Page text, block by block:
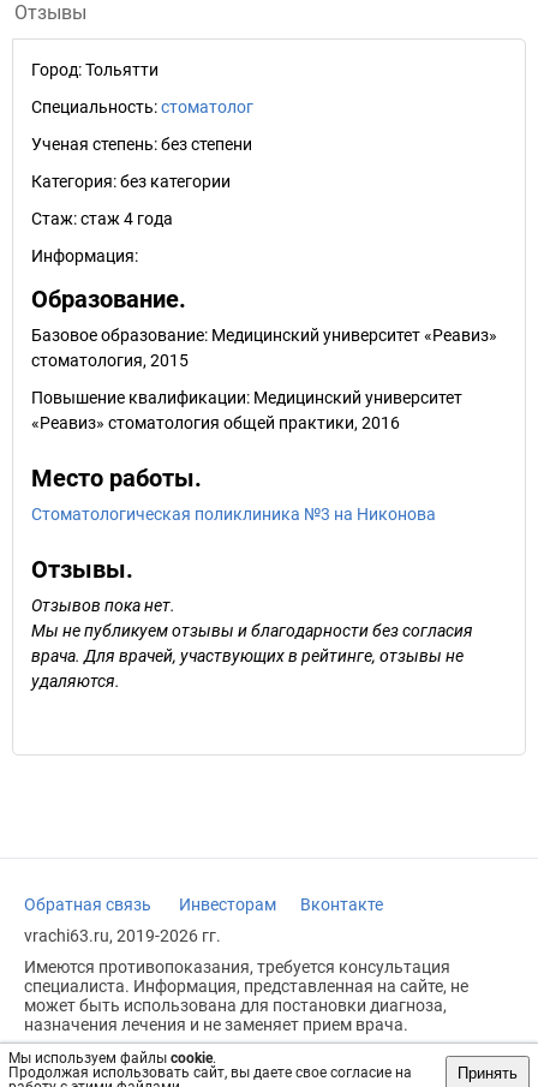
Мы используем файлы cookie.
Продолжая использовать сайт, вы даете свое согласие на
Принять
Отзывы
Город:Тольятти
Специальность:стоматолог
Ученая степень:без степени
Категория:без категории
Стаж:стаж 4 года
Информация:
Образование.
Базовое образование: Медицинский университет «Реавиз»
стоматология, 2015
Повышение квалификации: Медицинский университет
«Реавиз» стоматология общей практики, 2016
Место работы.
Стоматологическая поликлиника №3 на Никонова
Отзывы.
Отзывов пока нет.
Мы не публикуем отзывы и благодарности без согласия
врача. Для врачей, участвующих в рейтинге, отзывы не
удаляются.
Обратная связь Инвесторам
Вконтакте
vrachi63.ru, 2019-2026 гг.
Имеются противопоказания, требуется консультация
специалиста. Информация, представленная на сайте, не
может быть использована для постановки диагноза,
назначения лечения и не заменяет прием врача.
Возрастное ограничение: 18+